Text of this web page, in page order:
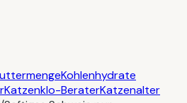
Kohlenhydrate
Katzenklo-BeraterKatzenalter